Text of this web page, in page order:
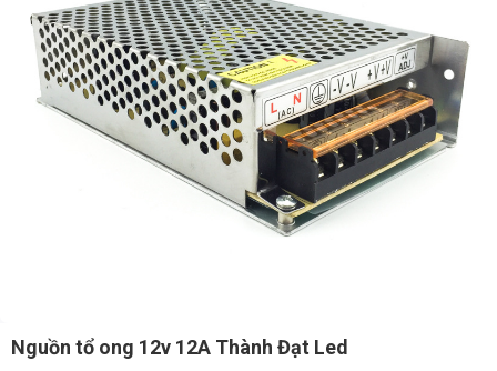
Nguồn tổ ong 12v 12A Thành Đạt Led